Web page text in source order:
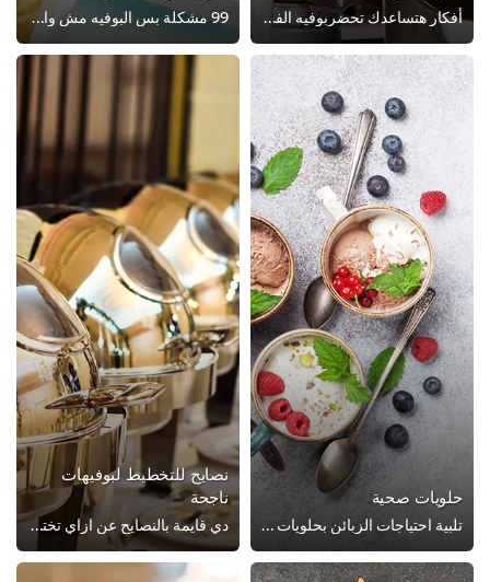
أفكار هتساعدك تحضربوفيه الفطار وتبهر زبائنك – بأسهل طريقة! 99 مشكلة بس البوفيه مش واحدة منهم
صحية
تلبية احتياجات الزبائن بحلويات الفواكه
نصايح للتخطيط لبوفيهات
ناجحة
دي قايمة بالنصايح عن ازاي تختار البوفيه اللي هتخلّي الزبائن يرجعوا يطلبوا تاني.